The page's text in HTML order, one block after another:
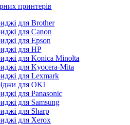
принтерів
для Brother
для Canon
для Epson
для HP
для Konica Minolta
для Kyocera-Mita
для Lexmark
для OKI
для Panasonic
для Samsung
для Sharp
для Xerox